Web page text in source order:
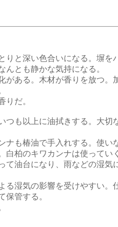
りと深い色合いになる。塀を
んとも静かな気持になる。
がある。木材が香りを放つ。
りだ。
つも以上に油拭きする。大切
ナも椿油で手入れする。使い
白柏のキワカンナは使ってい
て油台になり、雨などの湿気
る湿気の影響を受けやすい。
保管する。